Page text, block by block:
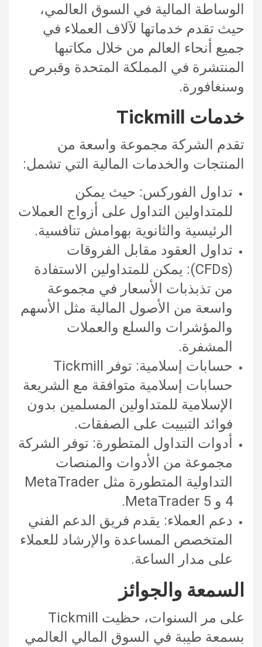
الوساطة المالية في السوق العالمي،
حيث تقدم خدماتها لآلاف العملاء في
جميع أنحاء العالم من خلال مكاتبها
المنتشرة في المملكة المتحدة وقبرص
وسنغافورة.
خدمات Tickmill
تقدم الشركة مجموعة واسعة من
المنتجات والخدمات المالية التي تشمل:
تداول الفوركس: حيث يمكن
للمتداولين التداول على أزواج العملات
الرئيسية والثانوية بهوامش تنافسية.
تداول العقود مقابل الفروقات
(CFDs): يمكن للمتداولين الاستفادة
من تذبذبات الأسعار في مجموعة
واسعة من الأصول المالية مثل الأسهم
والمؤشرات والسلع والعملات
المشفرة.
حسابات إسلامية: توفر Tickmill
حسابات إسلامية متوافقة مع الشريعة
الإسلامية للمتداولين المسلمين بدون
فوائد التبييت على الصفقات.
أدوات التداول المتطورة: توفر الشركة
مجموعة من الأدوات والمنصات
التداولية المتطورة مثل MetaTrader
4 و MetaTrader 5.
دعم العملاء: يقدم فريق الدعم الفني
المتخصص المساعدة والإرشاد للعملاء
على مدار الساعة.
السمعة والجوائز
على مر السنوات، حظيت Tickmill
بسمعة طيبة في السوق المالي العالمي